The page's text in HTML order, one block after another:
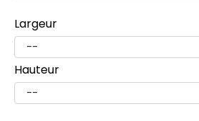
Largeur
Hauteur